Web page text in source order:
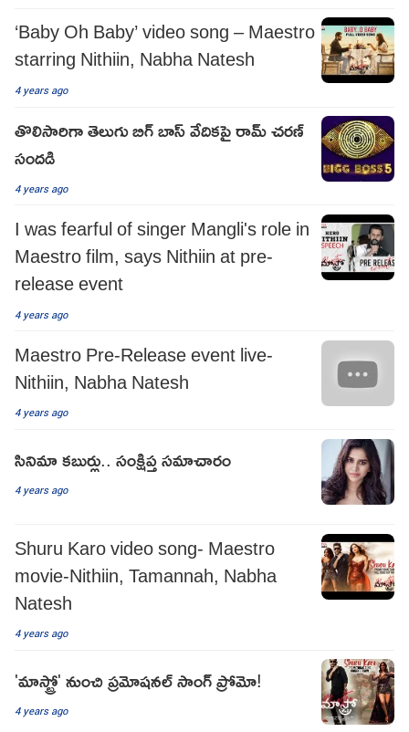
‘Baby Oh Baby’ video song – Maestro
starring Nithiin, Nabha Natesh
4 years ago
తొలిసారిగా తెలుగు బిగ్ బాస్ వేదికపై రామ్ చరణ్
సందడి
4 years ago
I was fearful of singer Mangli's role in
Maestro film, says Nithiin at pre-
release event
4 years ago
Maestro Pre-Release event live-
Nithiin, Nabha Natesh
4 years ago
సినిమా కబుర్లు.. సంక్షిప్త సమాచారం
4 years ago
Shuru Karo video song- Maestro
movie-Nithiin, Tamannah, Nabha
Natesh
4 years ago
'మాస్ట్రో' నుంచి ప్రమోషనల్ సాంగ్ ప్రోమో!
4 years ago